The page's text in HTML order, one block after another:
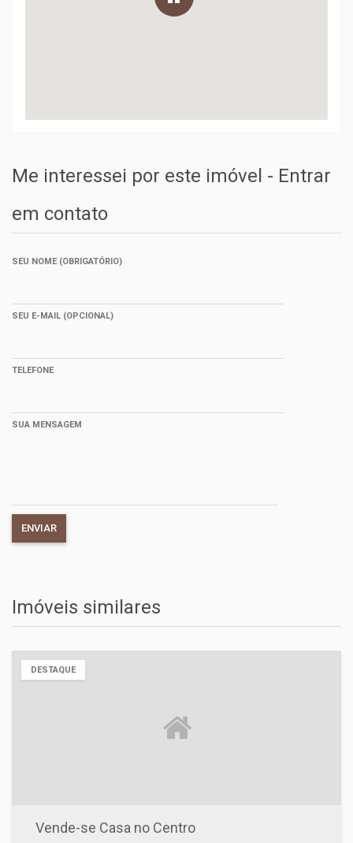
Me interessei por este imóvel - Entrar
em contato
SEU NOME (OBRIGATÓRIO)
SEU E-MAIL (OPCIONAL)
TELEFONE
SUA MENSAGEM
Imóveis similares
DESTAQUE
Vende-se Casa no Centro